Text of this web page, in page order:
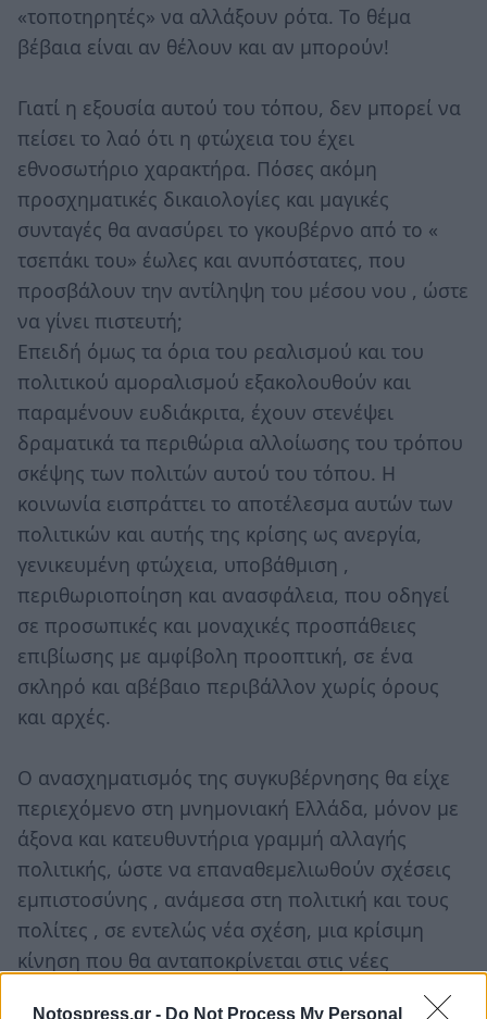
Notospress.gr - Do Not Process My Personal
«τοποτηρητές» να αλλάξουν ρότα. Το θέμα
βέβαια είναι αν θέλουν και αν μπορούν!
Γιατί η εξουσία αυτού του τόπου, δεν μπορεί να
πείσει το λαό ότι η φτώχεια του έχει
εθνοσωτήριο χαρακτήρα. Πόσες ακόμη
προσχηματικές δικαιολογίες και μαγικές
συνταγές θα ανασύρει το γκουβέρνο από το «
τσεπάκι του» έωλες και ανυπόστατες, που
προσβάλουν την αντίληψη του μέσου νου , ώστε
να γίνει πιστευτή;
Επειδή όμως τα όρια του ρεαλισμού και του
πολιτικού αμοραλισμού εξακολουθούν και
παραμένουν ευδιάκριτα, έχουν στενέψει
δραματικά τα περιθώρια αλλοίωσης του τρόπου
σκέψης των πολιτών αυτού του τόπου. Η
κοινωνία εισπράττει το αποτέλεσμα αυτών των
πολιτικών και αυτής της κρίσης ως ανεργία,
γενικευμένη φτώχεια, υποβάθμιση ,
περιθωριοποίηση και ανασφάλεια, που οδηγεί
σε προσωπικές και μοναχικές προσπάθειες
επιβίωσης με αμφίβολη προοπτική, σε ένα
σκληρό και αβέβαιο περιβάλλον χωρίς όρους
και αρχές.
Ο ανασχηματισμός της συγκυβέρνησης θα είχε
περιεχόμενο στη μνημονιακή Ελλάδα, μόνον με
άξονα και κατευθυντήρια γραμμή αλλαγής
πολιτικής, ώστε να επαναθεμελιωθούν σχέσεις
εμπιστοσύνης , ανάμεσα στη πολιτική και τους
πολίτες , σε εντελώς νέα σχέση, μια κρίσιμη
κίνηση που θα ανταποκρίνεται στις νέες
απαιτήσεις και τις νέες ελπίδες που προσδοκά ο